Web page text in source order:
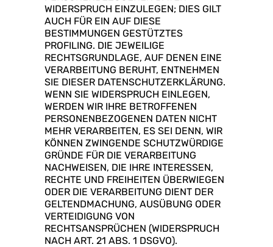
WIDERSPRUCH EINZULEGEN; DIES GILT
AUCH FÜR EIN AUF DIESE
BESTIMMUNGEN GESTÜTZTES
PROFILING. DIE JEWEILIGE
RECHTSGRUNDLAGE, AUF DENEN EINE
VERARBEITUNG BERUHT, ENTNEHMEN
SIE DIESER DATENSCHUTZERKLÄRUNG.
WENN SIE WIDERSPRUCH EINLEGEN,
WERDEN WIR IHRE BETROFFENEN
PERSONENBEZOGENEN DATEN NICHT
MEHR VERARBEITEN, ES SEI DENN, WIR
KÖNNEN ZWINGENDE SCHUTZWÜRDIGE
GRÜNDE FÜR DIE VERARBEITUNG
NACHWEISEN, DIE IHRE INTERESSEN,
RECHTE UND FREIHEITEN ÜBERWIEGEN
ODER DIE VERARBEITUNG DIENT DER
GELTENDMACHUNG, AUSÜBUNG ODER
VERTEIDIGUNG VON
RECHTSANSPRÜCHEN (WIDERSPRUCH
NACH ART. 21 ABS. 1 DSGVO).